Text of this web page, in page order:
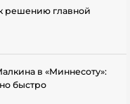
решению главной
в «Миннесоту»:
быстро